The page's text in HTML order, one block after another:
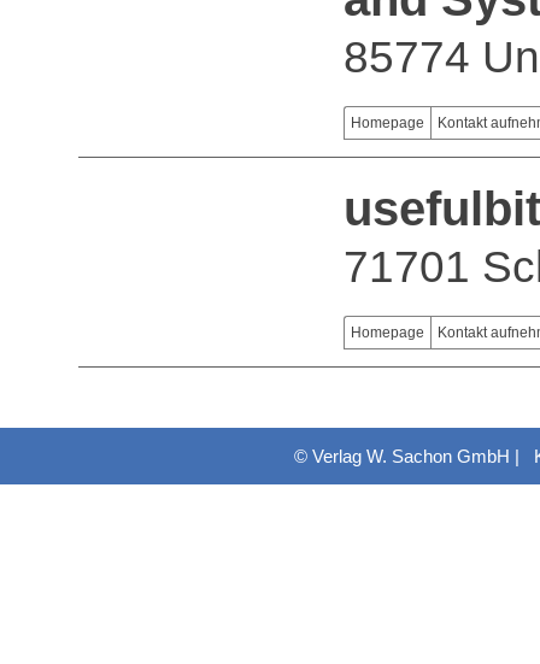
85774
Homepage Kontakt
71701
Homepage Kontakt
© Verlag W. Sachon GmbH |